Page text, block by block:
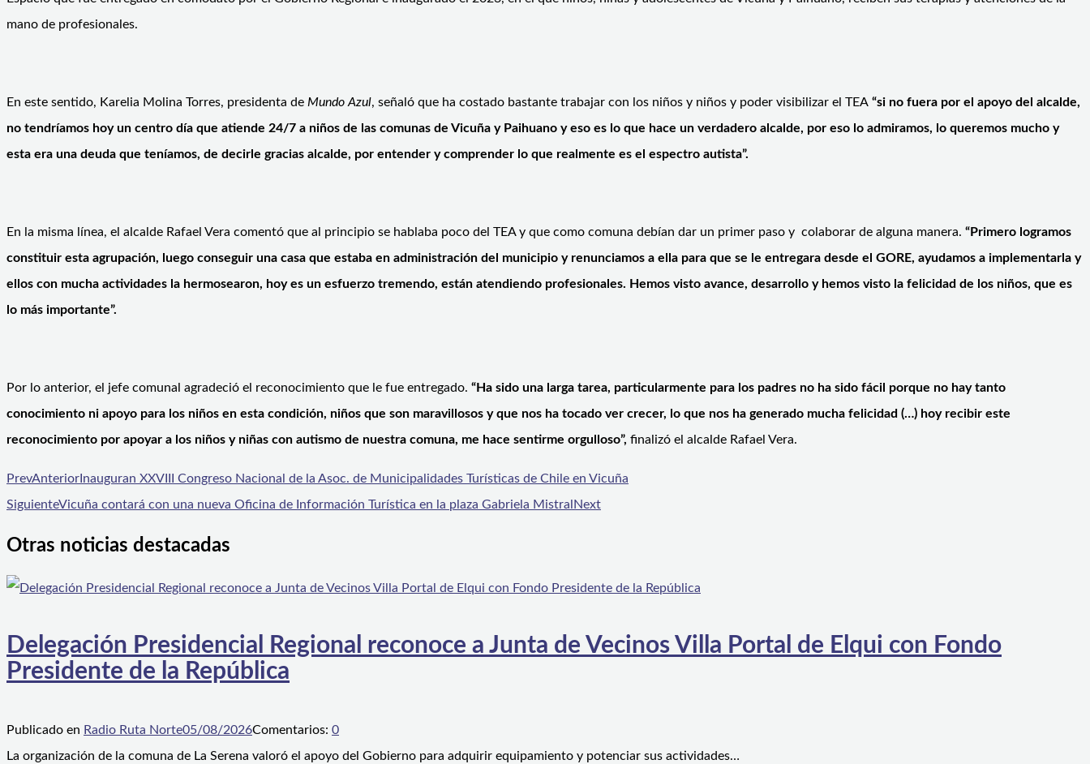
mano de profesionales.
En este sentido, Karelia Molina Torres, presidenta de Mundo Azul, señaló que ha costado bastante trabajar con los niños y niños y poder visibilizar el TEA “si no fuera por el apoyo del alcalde,
no tendríamos hoy un centro día que atiende 24/7 a niños de las comunas de Vicuña y Paihuano y eso es lo que hace un verdadero alcalde, por eso lo admiramos, lo queremos mucho y
esta era una deuda que teníamos, de decirle gracias alcalde, por entender y comprender lo que realmente es el espectro autista”.
En la misma línea, el alcalde Rafael Vera comentó que al principio se hablaba poco del TEA y que como comuna debían dar un primer paso y colaborar de alguna manera. “Primero logramos
constituir esta agrupación, luego conseguir una casa que estaba en administración del municipio y renunciamos a ella para que se le entregara desde el GORE, ayudamos a implementarla y
ellos con mucha actividades la hermosearon, hoy es un esfuerzo tremendo, están atendiendo profesionales. Hemos visto avance, desarrollo y hemos visto la felicidad de los niños, que es
lo más importante”.
Por lo anterior, el jefe comunal agradeció el reconocimiento que le fue entregado. “Ha sido una larga tarea, particularmente para los padres no ha sido fácil porque no hay tanto
conocimiento ni apoyo para los niños en esta condición, niños que son maravillosos y que nos ha tocado ver crecer, lo que nos ha generado mucha felicidad (…) hoy recibir este
reconocimiento por apoyar a los niños y niñas con autismo de nuestra comuna, me hace sentirme orgulloso”, finalizó el alcalde Rafael Vera.
PrevAnterior Inauguran XXVIII Congreso Nacional de la Asoc. de Municipalidades Turísticas de Chile en Vicuña
SiguienteVicuña contará con una nueva Oficina de Información Turística en la plaza Gabriela Mistral Next
Otras noticias destacadas
Delegación Presidencial Regional reconoce a Junta de Vecinos Villa Portal de Elqui con Fondo
Presidente de la República
Publicado en Radio Ruta Norte05/08/2026Comentarios: 0
La organización de la comuna de La Serena valoró el apoyo del Gobierno para adquirir equipamiento y potenciar sus actividades…